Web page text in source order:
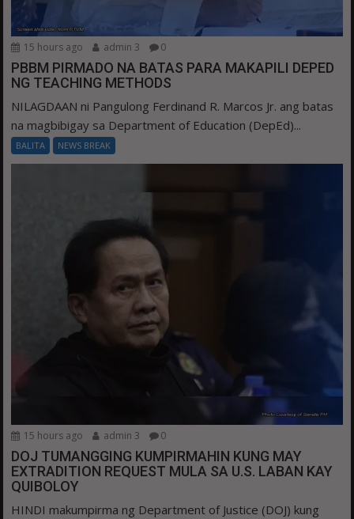
15 hours ago admin 3 0
PBBM PIRMADO NA BATAS PARA MAKAPILI DEPED
NG TEACHING METHODS
NILAGDAAN ni Pangulong Ferdinand R. Marcos Jr. ang batas
na magbibigay sa Department of Education (DepEd)...
BALITA NEWS BREAK
15 hours ago admin 3 0
DOJ TUMANGGING KUMPIRMAHIN KUNG MAY
EXTRADITION REQUEST MULA SA U.S. LABAN KAY
QUIBOLOY
HINDI makumpirma ng Department of Justice (DOJ) kung